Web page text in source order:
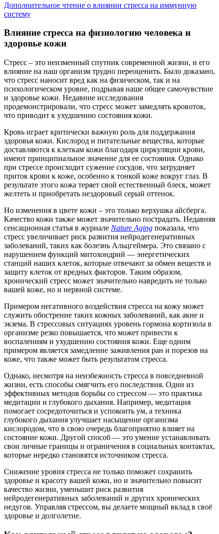
Дополнительное чтение о влиянии стресса на иммунную
систему
Влияние стресса на физиологию человека и
здоровье кожи
Стресс – это неизменный спутник современной жизни, и его
влияние на наш организм трудно переоценить. Было доказано,
что стресс наносит вред как на физическом, так и на
психологическом уровне, подрывая наше общее самочувствие
и здоровье кожи. Недавние исследования
продемонстрировали, что стресс может замедлять кровоток,
что приводит к ухудшению состояния кожи.
Кровь играет критически важную роль для поддержания
здоровья кожи. Кислород и питательные вещества, которые
доставляются к клеткам кожи благодаря циркуляции крови,
имеют принципиальное значение для ее состояния. Однако
при стрессе происходит сужение сосудов, что затрудняет
приток крови к коже, особенно к тонкой коже вокруг глаз. В
результате этого кожа теряет свой естественный блеск, может
желтеть и приобретать нездоровый серый оттенок.
Но изменения в цвете кожи – это только верхушка айсберга.
Качество кожи также может значительно пострадать. Недавняя
сенсационная статья в журнале Nature Aging показала, что
стресс увеличивает риск развития нейродегенеративных
заболеваний, таких как болезнь Альцгеймера. Это связано с
нарушением функций митохондрий — энергетических
станций наших клеток, которые отвечают за обмен веществ и
защиту клеток от вредных факторов. Таким образом,
хронический стресс может значительно навредить не только
вашей коже, но и нервной системе.
Примером негативного воздействия стресса на кожу может
служить обострение таких кожных заболеваний, как акне и
экзема. В стрессовых ситуациях уровень гормона кортизола в
организме резко повышается, что может привести к
воспалениям и ухудшению состояния кожи. Еще одним
примером является замедление заживления ран и порезов на
коже, что также может быть результатом стресса.
Однако, несмотря на неизбежность стресса в повседневной
жизни, есть способы смягчить его последствия. Один из
эффективных методов борьбы со стрессом — это практика
медитации и глубокого дыхания. Например, медитация
помогает сосредоточиться и успокоить ум, а техника
глубокого дыхания улучшает насыщение организма
кислородом, что в свою очередь благоприятно влияет на
состояние кожи. Другой способ — это умение устанавливать
свои личные границы и ограничения в социальных контактах,
которые нередко становятся источником стресса.
Снижение уровня стресса не только поможет сохранить
здоровье и красоту вашей кожи, но и значительно повысит
качество жизни, уменьшит риск развития
нейродегенеративных заболеваний и других хронических
недугов. Управляя стрессом, вы делаете мощный вклад в своё
здоровье и долголетие.